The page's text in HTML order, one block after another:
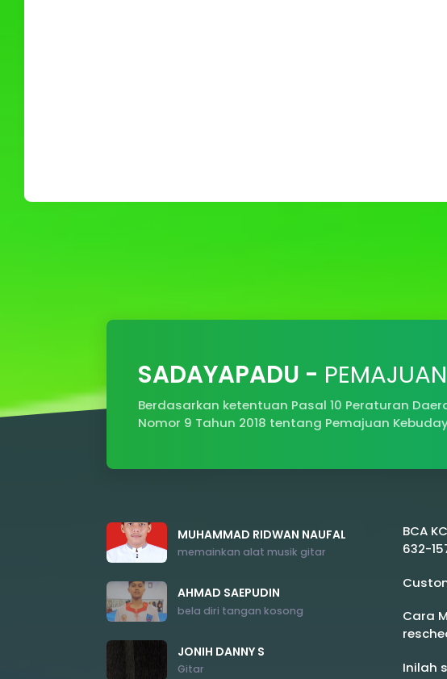
SADAYAPADU -
Berdasarkan ketentuan Pasal 10 Peraturan
Nomor 9 Tahun 2018 tentang Pemajuan
MUHAMMAD RIDWAN NAUFAL
memainkan alat musik gitar
AHMAD SAEPUDIN
bela diri tangan kosong
JONIH DANNY S
Gitar
BCA
632-
Cara
Inilah